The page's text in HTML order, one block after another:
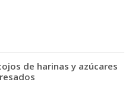
de harinas y azúcares